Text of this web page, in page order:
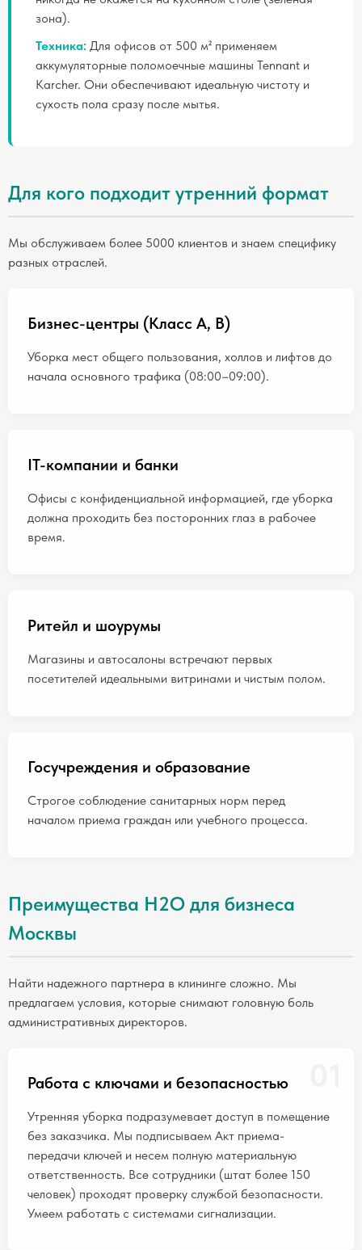
зона).
Техника: Для офисов от 500 м² применяем
аккумуляторные поломоечные машины Tennant и
Karcher. Они обеспечивают идеальную чистоту и
сухость пола сразу после мытья.
Для кого подходит утренний формат
Мы обслуживаем более 5000 клиентов и знаем специфику
разных отраслей.
Бизнес-центры (Класс А, B)
Уборка мест общего пользования, холлов и лифтов до
начала основного трафика (08:00–09:00).
IT-компании и банки
Офисы с конфиденциальной информацией, где уборка
должна проходить без посторонних глаз в рабочее
время.
Ритейл и шоурумы
Магазины и автосалоны встречают первых
посетителей идеальными витринами и чистым полом.
Госучреждения и образование
Строгое соблюдение санитарных норм перед
началом приема граждан или учебного процесса.
Преимущества H2O для бизнеса
Москвы
Найти надежного партнера в клининге сложно. Мы
предлагаем условия, которые снимают головную боль
административных директоров.
Работа с ключами и безопасностью
Утренняя уборка подразумевает доступ в помещение
без заказчика. Мы подписываем Акт приема-
передачи ключей и несем полную материальную
ответственность. Все сотрудники (штат более 150
человек) проходят проверку службой безопасности.
Умеем работать с системами сигнализации.